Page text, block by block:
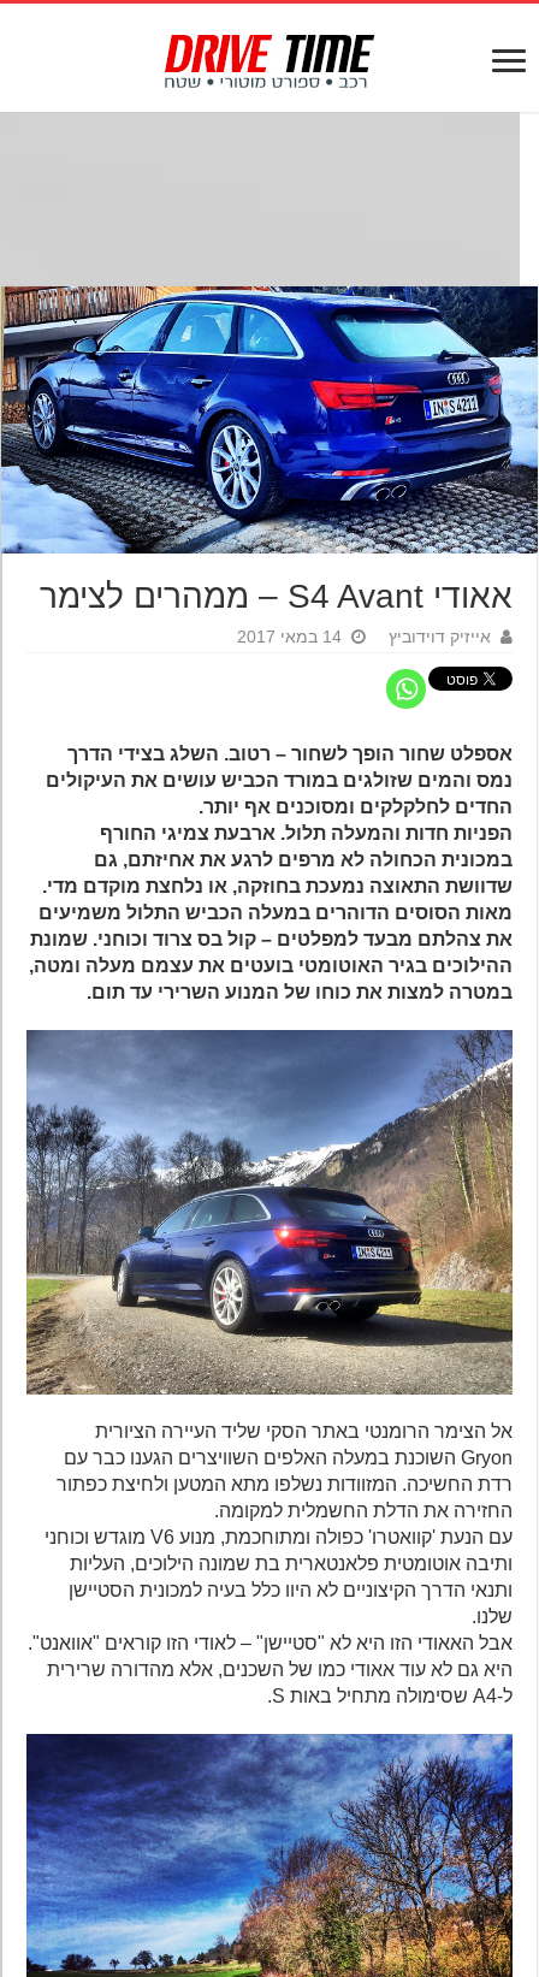
אאודי S4 Avant – ממהרים לצימר
אייזיק דוידוביץ 14 במאי 2017
אספלט שחור הופך לשחור – רטוב. השלג בצידי הדרך
נמס והמים שזולגים במורד הכביש עושים את העיקולים
החדים לחלקלקים ומסוכנים אף יותר.
הפניות חדות והמעלה תלול. ארבעת צמיגי החורף
במכונית הכחולה לא מרפים לרגע את אחיזתם, גם
שדוושת התאוצה נמעכת בחוזקה, או נלחצת מוקדם מדי.
מאות הסוסים הדוהרים במעלה הכביש התלול משמיעים
את צהלתם מבעד למפלטים – קול בס צרוד וכוחני. שמונת
ההילוכים בגיר האוטומטי בועטים את עצמם מעלה ומטה,
במטרה למצות את כוחו של המנוע השרירי עד תום.
אל הצימר הרומנטי באתר הסקי שליד העיירה הציורית
Gryon השוכנת במעלה האלפים השוויצרים הגענו כבר עם
רדת החשיכה. המזוודות נשלפו מתא המטען ולחיצת כפתור
החזירה את הדלת החשמלית למקומה.
עם הנעת 'קוואטרו' כפולה ומתוחכמת, מנוע V6 מוגדש וכוחני
ותיבה אוטומטית פלאנטארית בת שמונה הילוכים, העליות
ותנאי הדרך הקיצוניים לא היוו כלל בעיה למכונית הסטיישן
שלנו.
אבל האאודי הזו היא לא "סטיישן" – לאודי הזו קוראים "אוואנט".
היא גם לא עוד אאודי כמו של השכנים, אלא מהדורה שרירית